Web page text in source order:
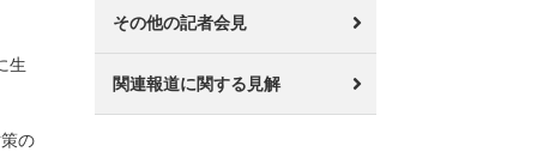
生
の
その他の記者会見
関連報道に関する見解